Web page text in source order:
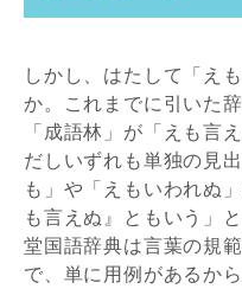
しかし、はたして「え
か。これまでに引いた
「成語林」が「えも言
だしいずれも単独の見
も」や「えもいわれぬ
も言えぬ』ともいう」
堂国語辞典は言葉の規
で、単に用例があるか